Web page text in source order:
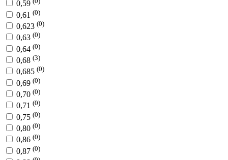
0,59
0,61 (0)
0,623 (0)
0,63 (0)
0,64 (0)
0,68 (3)
0,685 (0)
0,69 (0)
0,70 (0)
0,71 (0)
0,75 (0)
0,80 (0)
0,86 (0)
0,87 (0)